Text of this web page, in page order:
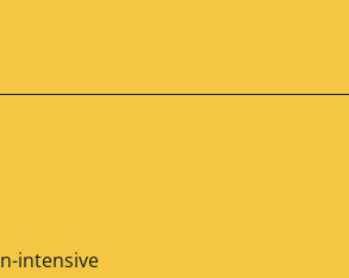
intensive